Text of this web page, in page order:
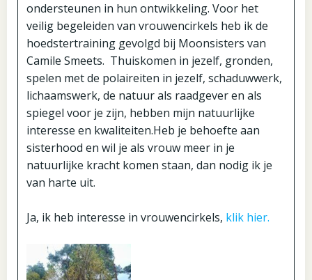
ondersteunen in hun ontwikkeling. Voor het
veilig begeleiden van vrouwencirkels heb ik de
hoedstertraining gevolgd bij Moonsisters van
Camile Smeets. Thuiskomen in jezelf, gronden,
spelen met de polaireiten in jezelf, schaduwwerk,
lichaamswerk, de natuur als raadgever en als
spiegel voor je zijn, hebben mijn natuurlijke
interesse en kwaliteiten.Heb je behoefte aan
sisterhood en wil je als vrouw meer in je
natuurlijke kracht komen staan, dan nodig ik je
van harte uit.
Ja, ik heb interesse in vrouwencirkels, klik hier.